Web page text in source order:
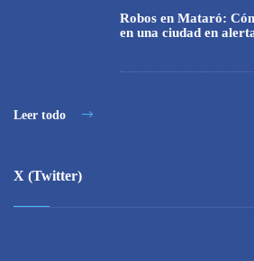
Robos en Mataró:
en una ciudad en
Leer todo
X (Twitter)